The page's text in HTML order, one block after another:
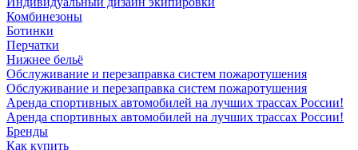
Комбинезоны
Ботинки
Перчатки
Нижнее бельё
Обслуживание и перезаправка систем пожаротушения
Обслуживание и перезаправка систем пожаротушения
Аренда спортивных автомобилей на лучших трассах России!
Аренда спортивных автомобилей на лучших трассах России!
Бренды
Как купить